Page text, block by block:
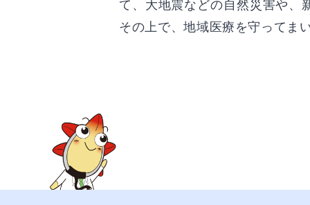
て、大地震などの自然災害や、
その上で、地域医療を守ってま